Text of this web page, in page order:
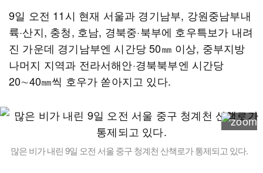
9일 오전 11시 현재 서울과 경기남부, 강원중남부내
륙·산지, 충청, 호남, 경북중·북부에 호우특보가 내려
진 가운데 경기남부엔 시간당 50㎜ 이상, 중부지방
나머지 지역과 전라서해안·경북북부엔 시간당
20∼40㎜씩 호우가 쏟아지고 있다.
많은 비가 내린 9일 오전 서울 중구 청계천 산책로가 통제되고 있다.